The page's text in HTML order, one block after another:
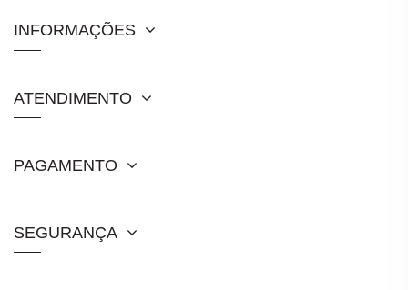
INFORMAÇÕES
ATENDIMENTO
PAGAMENTO
SEGURANÇA